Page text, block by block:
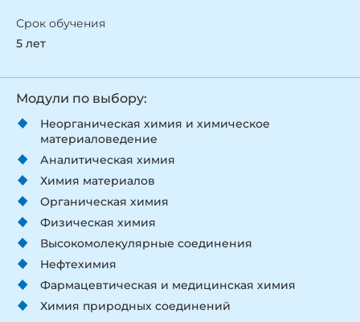
Срок обучения
5 лет
Модули по выбору:
Неорганическая химия и химическое
материаловедение
Аналитическая химия
Химия материалов
Органическая химия
Физическая химия
Высокомолекулярные соединения
Нефтехимия
Фармацевтическая и медицинская химия
Химия природных соединений